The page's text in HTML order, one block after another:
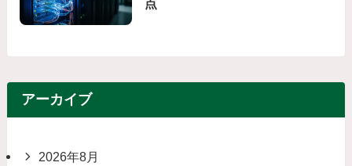
アーカイブ
2026年8月